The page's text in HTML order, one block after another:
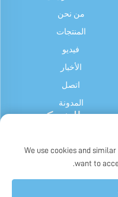
من نحن
المنتجات
فيديو
الأخبار
اتصل
المدونة
عن الشركة
تاريخنا
We use cookies and
want to